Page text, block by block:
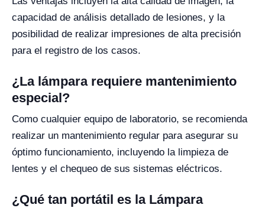
capacidad de análisis detallado de lesiones, y la
posibilidad de realizar impresiones de alta precisión
para el registro de los casos.
¿La lámpara requiere mantenimiento
especial?
Como cualquier equipo de laboratorio, se recomienda
realizar un mantenimiento regular para asegurar su
óptimo funcionamiento, incluyendo la limpieza de
lentes y el chequeo de sus sistemas eléctricos.
¿Qué tan portátil es la Lámpara